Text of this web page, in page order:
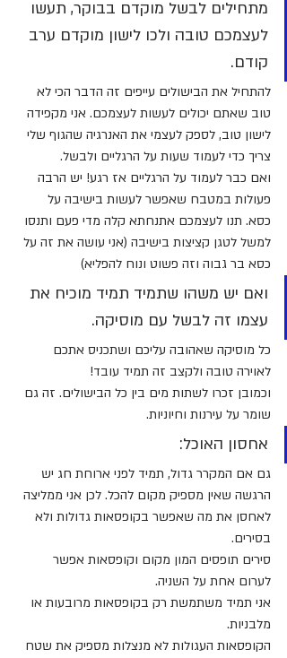
מתחילים לבשל מוקדם בבוקר, תעשו
לעצמכם טובה ולכו לישון מוקדם ערב
קודם.
להתחיל את הבישולים עייפים זה הדבר הכי לא
טוב שאתם יכולים לעשות לעצמכם. אני מקפידה
לישון טוב, לספק לעצמי את האנרגיה שהגוף שלי
צריך כדי לעמוד שעות על הרגליים ולבשל.
ואם כבר לעמוד על הרגליים אז רגע! יש הרבה
פעולות במטבח שאפשר לעשות בישיבה על
כסא. תנו לעצמכם אתנחתא קלה מדי פעם ותנסו
למשל לטגן קציצות בישיבה (אני עושה את זה על
כסא בר גבוה וזה פשוט ונוח להפליא)
ואם יש משהו שתמיד תמיד מוכיח את
עצמו זה לבשל עם מוסיקה.
כל מוסיקה שאהובה עליכם ושתכניס אתכם
לאוירה טובה ולקצב זה תמיד עובד!
וכמובן זכרו לשתות מים בין כל הבישולים. זה גם
שומר על עירנות וחיוניות.
אחסון האוכל:
גם אם המקרר גדול, תמיד לפני ארוחת חג יש
הרגשה שאין מספיק מקום להכל. לכן אני ממליצה
לאחסן את מה שאפשר בקופסאות גדולות ולא
בסירים.
סירים תופסים המון מקום וקופסאות אפשר
לערום אחת על השניה.
אני תמיד משתמשת רק בקופסאות מרובעות או
מלבניות.
הקופסאות העגולות לא מנצלות מספיק את שטח